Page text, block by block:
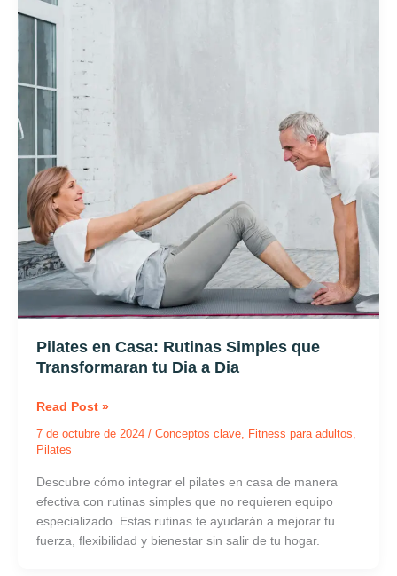
Pilates en Casa: Rutinas Simples que
Transformaran tu Dia a Dia
Casa:
Rutinas
Simples
que
Transformaran
tu
Dia
Read Post »
7 de octubre de 2024 / Conceptos clave, Fitness para adultos,
Pilates
Descubre cómo integrar el pilates en casa de manera
efectiva con rutinas simples que no requieren equipo
especializado. Estas rutinas te ayudarán a mejorar tu
fuerza, flexibilidad y bienestar sin salir de tu hogar.